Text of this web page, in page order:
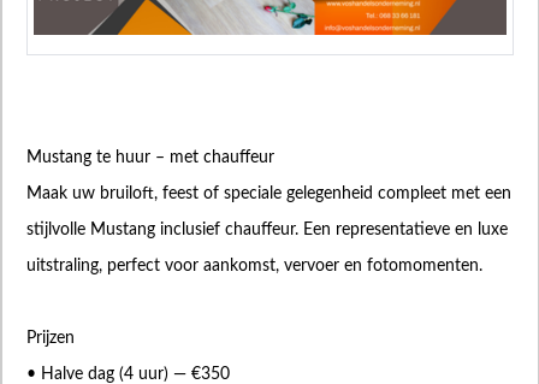
Mustang te huur – met chauffeur
Maak uw bruiloft, feest of speciale gelegenheid compleet met een
stijlvolle Mustang inclusief chauffeur. Een representatieve en luxe
uitstraling, perfect voor aankomst, vervoer en fotomomenten.
Prijzen
• Halve dag (4 uur) — €350